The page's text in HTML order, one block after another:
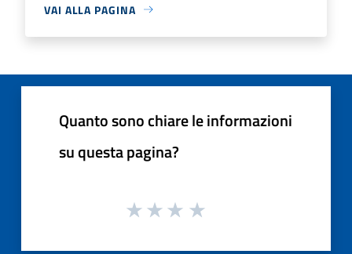
VAI ALLA PAGINA
Quanto sono chiare le informazioni
su questa pagina?